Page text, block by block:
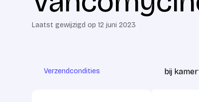
Laatst gewijzigd op 12 juni 2023
Verzendcondities bij